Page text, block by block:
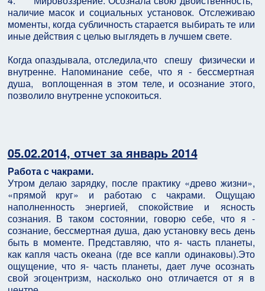
наличие масок и социальных установок. Отслеживаю
моменты, когда субличность старается выбирать те или
иные действия с целью выглядеть в лучшем свете.
Когда опаздывала, отследила,что спешу физически и
внутренне. Напоминание себе, что я - бессмертная
душа, воплощенная в этом теле, и осознание этого,
позволило внутренне успокоиться.
05.02.2014, отчет за январь 2014
Работа с чакрами.
Утром делаю зарядку, после практику «древо жизни»,
«прямой круг» и работаю с чакрами. Ощущаю
наполненность энергией, спокойствие и ясность
сознания. В таком состоянии, говорю себе, что я -
сознание, бессмертная душа, даю установку весь день
быть в моменте. Представляю, что я- часть планеты,
как капля часть океана (где все капли одинаковы).Это
ощущение, что я- часть планеты, дает луче осознать
свой эгоцентризм, насколько оно отличается от я в